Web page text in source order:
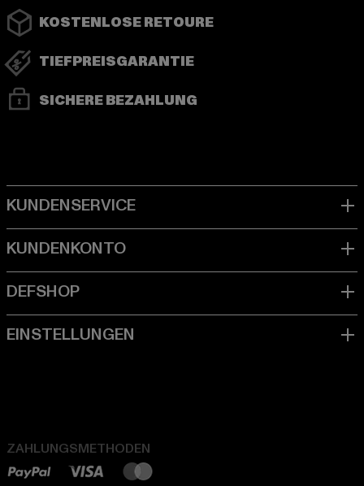
KOSTENLOSE RETOURE
TIEFPREISGARANTIE
SICHERE BEZAHLUNG
ZAHLUNGSMETHODEN